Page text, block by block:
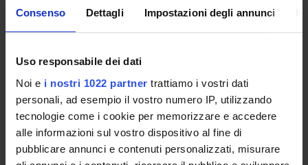
Consenso Dettagli Impostazioni degli annunci
Uso responsabile dei dati
Noi e i nostri 1022 partner trattiamo i vostri dati
personali, ad esempio il vostro numero IP, utilizzando
tecnologie come i cookie per memorizzare e accedere
alle informazioni sul vostro dispositivo al fine di
pubblicare annunci e contenuti personalizzati, misurare
ORGANISATION
COMMITTEES
DEPARTMENT ADMINISTRATION OFFICES
STUDENT ADMINISTRATION OFFICES